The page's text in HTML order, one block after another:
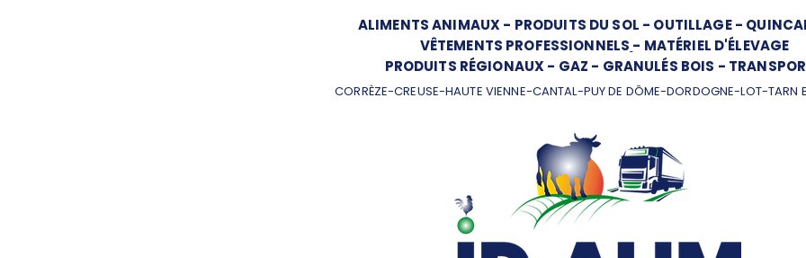
ALIMENTS ANIMAUX- PRODUITS DU SOL - OUTILLAGE-
VÊTEMENTS PROFESSIONNELS - MATÉRIEL D'ÉLEVAGE
PRODUITS RÉGIONAUX- GAZ - GRANULÉS BOIS -
CORRÈZE-CREUSE-HAUTE VIENNE-CANTAL-PUY DE DÔME-DORDOGNE-LOT-TARN